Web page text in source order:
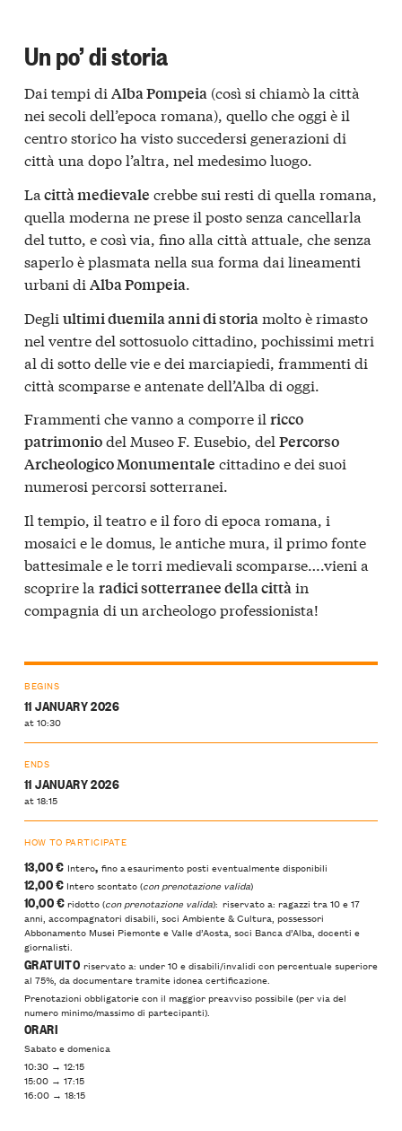
Un po’ di storia
Dai tempi di Alba Pompeia (così si chiamò la città
nei secoli dell’epoca romana), quello che oggi è il
centro storico ha visto succedersi generazioni di
città una dopo l’altra, nel medesimo luogo.
La città medievale crebbe sui resti di quella romana,
quella moderna ne prese il posto senza cancellarla
del tutto, e così via, fino alla città attuale, che senza
saperlo è plasmata nella sua forma dai lineamenti
urbani di Alba Pompeia.
Degli ultimi duemila anni di storia molto è rimasto
nel ventre del sottosuolo cittadino, pochissimi metri
al di sotto delle vie e dei marciapiedi, frammenti di
città scomparse e antenate dell’Alba di oggi.
Frammenti che vanno a comporre il ricco
patrimoniodel Museo F. Eusebio, del Percorso
Archeologico Monumentale cittadino e dei suoi
numerosi percorsi sotterranei.
Il tempio, il teatro e il foro di epoca romana, i
mosaici e le domus, le antiche mura, il primo fonte
battesimale e le torri medievali scomparse….vieni a
scoprire la radici sotterranee della cittàin
compagnia di un archeologo professionista!
BEGINS
11 JANUARY 2026
at 10:30
ENDS
11 JANUARY 2026
at 18:15
HOW TO PARTICIPATE
13,00 € Intero, fino a esaurimento posti eventualmente disponibili
12,00 € Intero scontato (con prenotazione valida)
10,00 €ridotto (con prenotazione valida): riservato a: ragazzi tra 10 e 17
anni, accompagnatori disabili, soci Ambiente & Cultura, possessori
Abbonamento Musei Piemonte e Valle d’Aosta, soci Banca d’Alba, docenti e
giornalisti.
GRATUITO riservato a: under 10 e disabili/invalidi con percentuale superiore
al 75%, da documentare tramite idonea certificazione.
Prenotazioni obbligatorie con il maggior preavviso possibile (per via del
numero minimo/massimo di partecipanti).
ORARI
Sabato e domenica
10:30 → 12:15
15:00 → 17:15
16:00 → 18:15